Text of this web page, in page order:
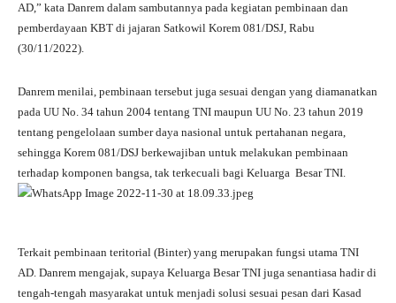
AD,” kata Danrem dalam sambutannya pada kegiatan pembinaan dan
pemberdayaan KBT di jajaran Satkowil Korem 081/DSJ, Rabu
(30/11/2022).
Danrem menilai, pembinaan tersebut juga sesuai dengan yang diamanatkan
pada UU No. 34 tahun 2004 tentang TNI maupun UU No. 23 tahun 2019
tentang pengelolaan sumber daya nasional untuk pertahanan negara,
sehingga Korem 081/DSJ berkewajiban untuk melakukan pembinaan
terhadap komponen bangsa, tak terkecuali bagi Keluarga Besar TNI.
Terkait pembinaan teritorial (Binter) yang merupakan fungsi utama TNI
AD. Danrem mengajak, supaya Keluarga Besar TNI juga senantiasa hadir di
tengah-tengah masyarakat untuk menjadi solusi sesuai pesan dari Kasad